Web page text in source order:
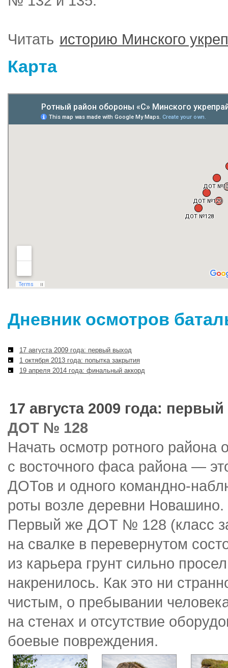
Читать историю Минского
Карта
Дневник осмотров
17 августа 2009 года: первый выход
1 октября 2013 года: попытка закрытия
19 апреля 2014 года: финальный аккорд
17 августа 2009 года:
ДОТ № 128
Начать осмотр ротного
с восточного фаса района —
ДОТов и одного командно-
роты возле деревни
Первый же ДОТ № 128 (класс
на свалке в перевернутом
из карьера грунт сильно
накренилось. Как это ни
чистым, о пребывании
на стенах и отсутствие
боевые повреждения.